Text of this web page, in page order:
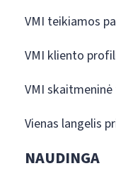
VMI teikiamos
VMI kliento
VMI
Vienas langelis
NAUDINGA